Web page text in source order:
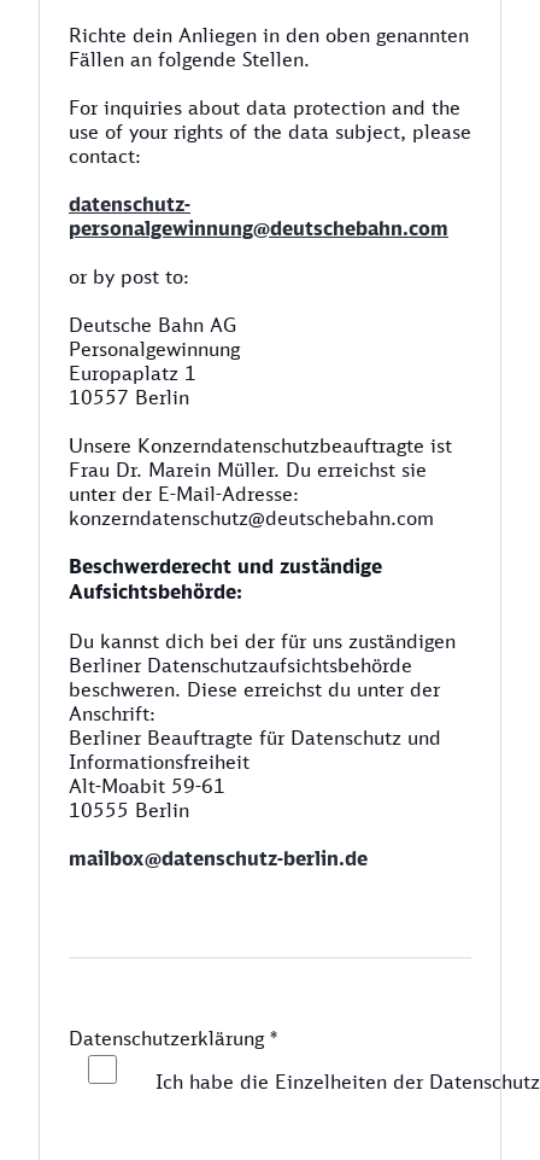
Richte dein Anliegen in den oben genannten
Fällen an folgende Stellen.
For inquiries about data protection and the
use of your rights of the data subject, please
contact:
datenschutz-
personalgewinnung@deutschebahn.com
or by post to:
Deutsche Bahn AG
Personalgewinnung
Europaplatz 1
10557 Berlin
Unsere Konzerndatenschutzbeauftragte ist
Frau Dr. Marein Müller. Du erreichst sie
unter der E-Mail-Adresse:
konzerndatenschutz@deutschebahn.com
Beschwerderecht und zuständige
Aufsichtsbehörde:
Du kannst dich bei der für uns zuständigen
Berliner Datenschutzaufsichtsbehörde
beschweren. Diese erreichst du unter der
Anschrift:
Berliner Beauftragte für Datenschutz und
Informationsfreiheit
Alt-Moabit 59-61
10555 Berlin
mailbox@datenschutz-berlin.de
Datenschutzerklärung*
Ich habe die Einzelheiten der